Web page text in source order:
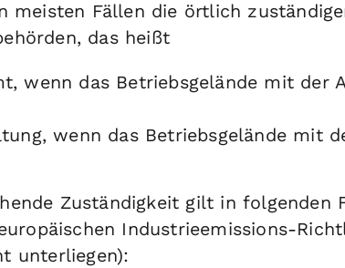
meisten Fällen die örtlich
das heißt
wenn das Betriebsgelände mit der
wenn das Betriebsgelände mit
Zuständigkeit gilt in folgenden
Industrieemissions-
unterliegen):